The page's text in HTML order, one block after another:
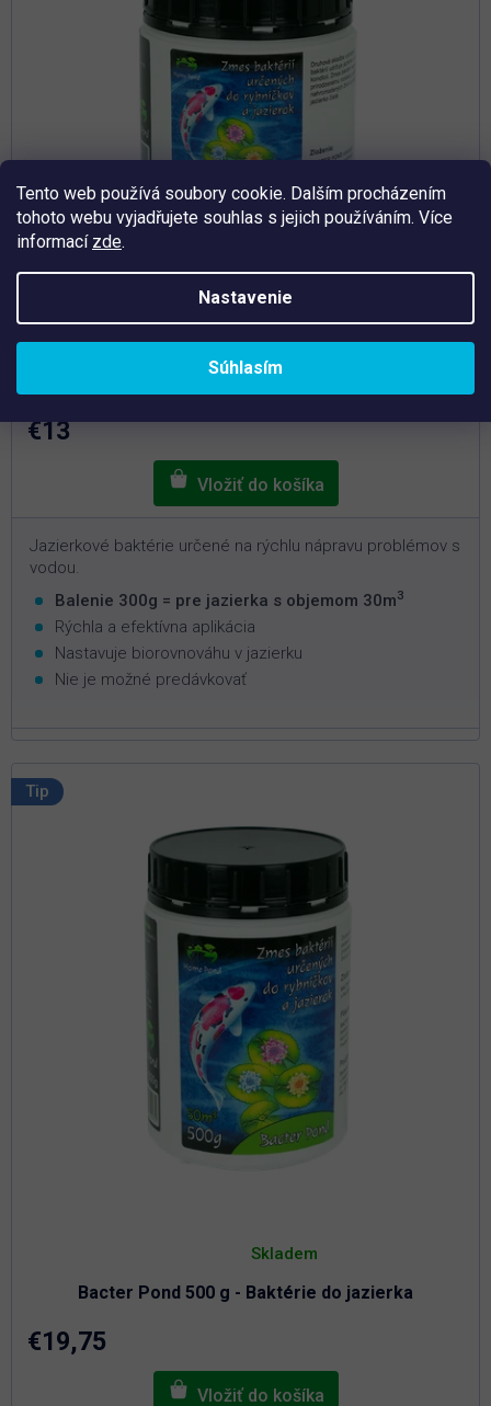
Tento web používá soubory cookie. Dalším procházením
tohoto webu vyjadřujete souhlas s jejich používáním. Více
informací zde.
Nastavenie
Súhlasím
Priemerné
hodnotenie
je
Skladem
€13
Jazierkové baktérie určené na rýchlu nápravu problémov s
vodou.
Balenie 300g = pre jazierka s objemom 30m3
Rýchla a efektívna aplikácia
Nastavuje biorovnováhu v jazierku
Nie je možné predávkovať
Tip
Bacter Pond 500 g - Baktérie do jazierka
hodnotenie
je
5,0
Skladem
€19,75